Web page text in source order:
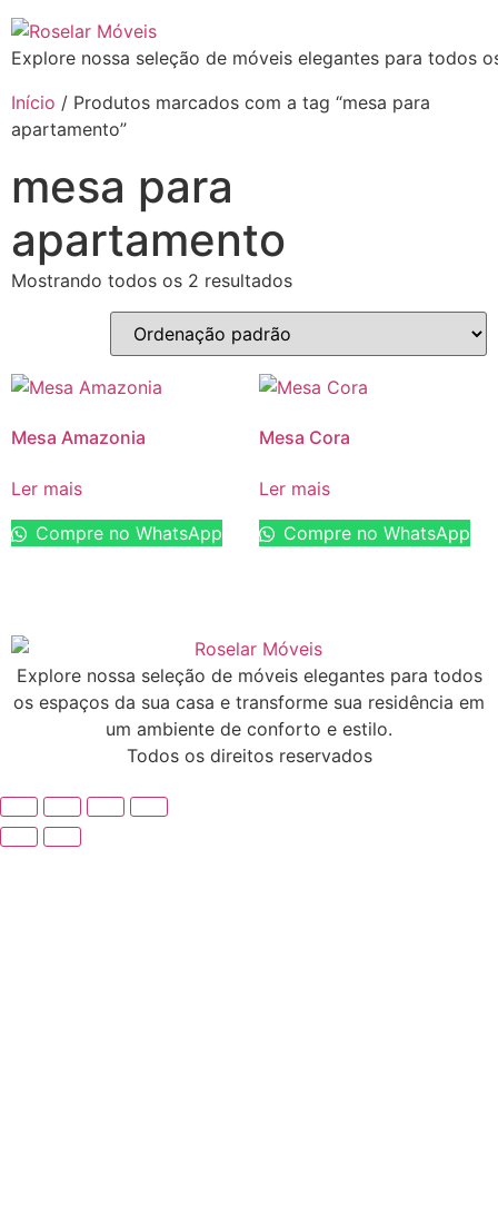
Explore nossa seleção de móveis elegantes para todos
Início / Produtos marcados com a tag “mesa para
apartamento”
mesa para
apartamento
Mostrando todos os 2 resultados
Mesa Amazonia
Ler mais
Compre no WhatsApp
Mesa Cora
Ler mais
Compre no WhatsApp
Explore nossa seleção de móveis elegantes para todos
os espaços da sua casa e transforme sua residência em
um ambiente de conforto e estilo.
Todos os direitos reservados